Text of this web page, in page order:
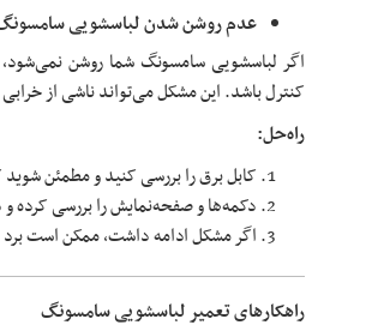
عدم روشن شدن لباسشویی
اگر لباسشویی سامسونگ شما روشن
کنترل باشد. این مشکل می‌تواند ناشی از
راه‌حل:
کابل برق را بررسی کنید و مطمئن
دکمه‌ها و صفحه‌نمایش را بررسی کرده
اگر مشکل ادامه داشت، ممکن است برد
راهکارهای تعمیر لباسشویی سامسونگ